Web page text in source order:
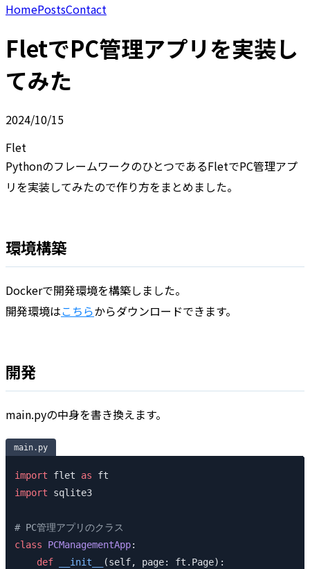
HomePostsContact
FletでPC管理アプリを実装し
てみた
2024/10/15
Flet
PythonのフレームワークのひとつであるFletでPC管理アプ
リを実装してみたので作り方をまとめました。
環境構築
Dockerで開発環境を構築しました。
開発環境はこちらからダウンロードできます。
開発
main.pyの中身を書き換えます。
main.py
import flet as ft
import sqlite3
# PC管理アプリのクラス
class PCManagementApp:
    def
__init__
(self, page: ft.Page):